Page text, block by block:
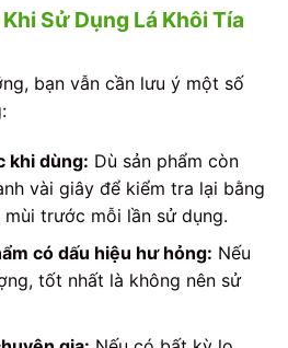
Sử Dụng Lá Khôi Tía
bạn vẫn cần lưu ý một số
khi dùng: Dù sản phẩm còn
vài giây để kiểm tra lại bằng
trước mỗi lần sử dụng.
có dấu hiệu hư hỏng: Nếu
tốt nhất là không nên sử